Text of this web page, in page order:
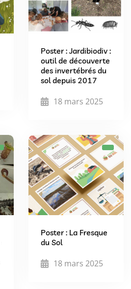
Poster : Jardibiodiv :
outil de découverte
des invertébrés du
sol depuis 2017
18 mars 2025
Poster : La Fresque
du Sol
18 mars 2025